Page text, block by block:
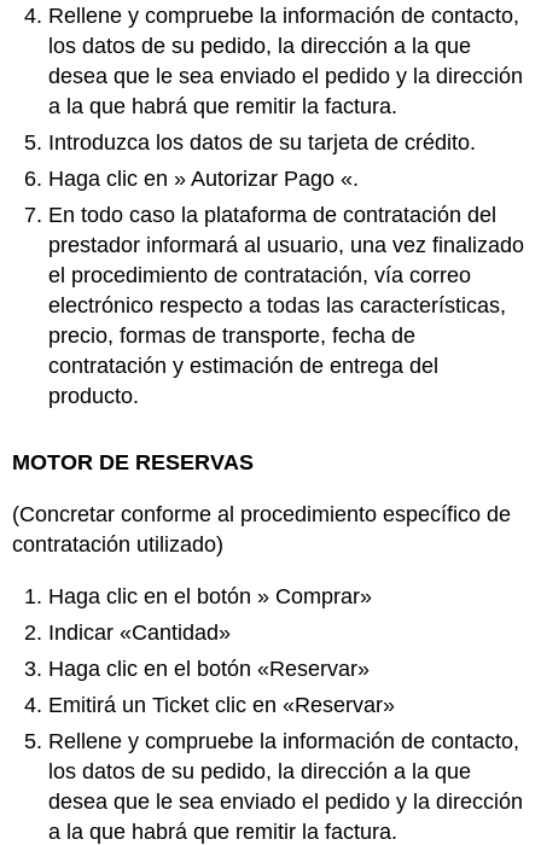
Rellene y compruebe la información de contacto,
los datos de su pedido, la dirección a la que
desea que le sea enviado el pedido y la dirección
a la que habrá que remitir la factura.
Introduzca los datos de su tarjeta de crédito.
Haga clic en » Autorizar Pago «.
En todo caso la plataforma de contratación del
prestador informará al usuario, una vez finalizado
el procedimiento de contratación, vía correo
electrónico respecto a todas las características,
precio, formas de transporte, fecha de
contratación y estimación de entrega del
producto.
MOTOR DE RESERVAS
(Concretar conforme al procedimiento específico de
contratación utilizado)
Haga clic en el botón » Comprar»
Indicar «Cantidad»
Haga clic en el botón «Reservar»
Emitirá un Ticket clic en «Reservar»
Rellene y compruebe la información de contacto,
los datos de su pedido, la dirección a la que
desea que le sea enviado el pedido y la dirección
a la que habrá que remitir la factura.